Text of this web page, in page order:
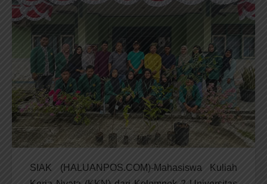
SIAK (HALUANPOS.COM)-Mahasiswa Kuliah